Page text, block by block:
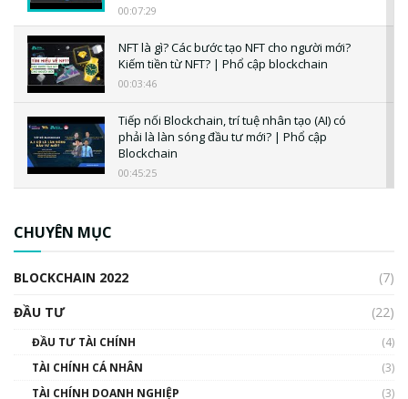
00:07:29
NFT là gì? Các bước tạo NFT cho người mới?
Kiếm tiền từ NFT? | Phổ cập blockchain
00:03:46
Tiếp nối Blockchain, trí tuệ nhân tạo (AI) có
phải là làn sóng đầu tư mới? | Phổ cập
Blockchain
00:45:25
00:02:14
Nhìn lại năm 2022: Những sự kiện ảnh hưởng
đến hệ sinh thái tiền mã hoá | Phổ cập
CHUYÊN MỤC
BLOCKCHAIN 2022
(7)
ĐẦU TƯ
(22)
ĐẦU TƯ TÀI CHÍNH
(4)
TÀI CHÍNH CÁ NHÂN
(3)
TÀI CHÍNH DOANH NGHIỆP
(3)